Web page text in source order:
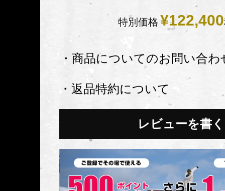
特別価格 ¥122,400
・商品についてのお問い合わ
・返品特約について
レビューを書く